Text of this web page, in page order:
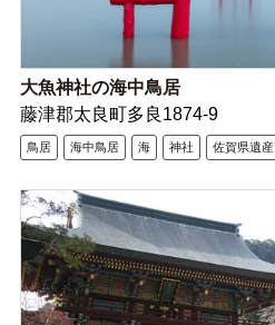
大魚神社の海中鳥居
藤津郡太良町多良1874-9
鳥居 海中鳥居 海 神社 佐賀県遺産